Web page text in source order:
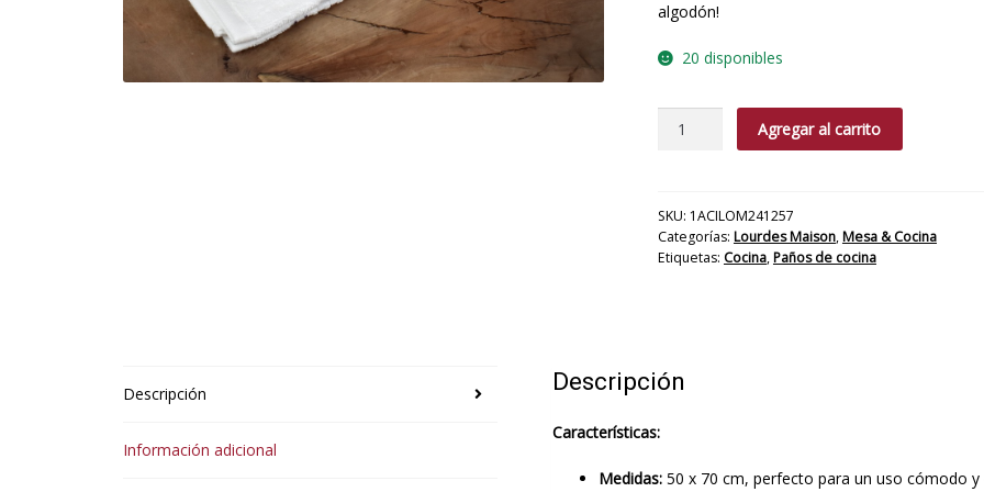
algodón!
20 disponibles
Paños
cantidad
Agregar al carrito
SKU: 1ACILOM241257
Categorías: Lourdes Maison,Mesa & Cocina
Etiquetas: Cocina,Paños de cocina
Descripción
Información adicional
Descripción
Características:
Medidas:50 x 70 cm, perfecto para un uso cómodo y